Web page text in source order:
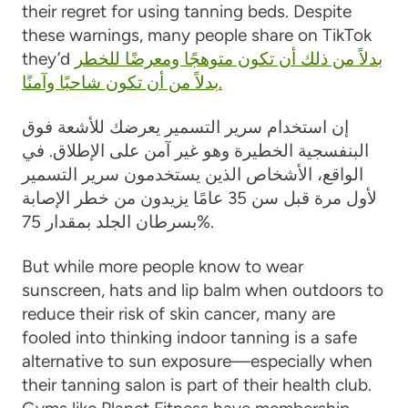
their regret for using tanning beds. Despite
these warnings, many people share on TikTok
they’d بدلاً من ذلك أن تكون متوهجًا ومعرضًا للخطر
بدلاً من أن تكون شاحبًا وآمنًا.
إن استخدام سرير التسمير يعرضك للأشعة فوق
البنفسجية الخطيرة وهو غير آمن على الإطلاق. في
الواقع، الأشخاص الذين يستخدمون سرير التسمير
لأول مرة قبل سن 35 عامًا يزيدون من خطر الإصابة
بسرطان الجلد بمقدار 75%.
But while more people know to wear
sunscreen, hats and lip balm when outdoors to
reduce their risk of skin cancer, many are
fooled into thinking indoor tanning is a safe
alternative to sun exposure—especially when
their tanning salon is part of their health club.